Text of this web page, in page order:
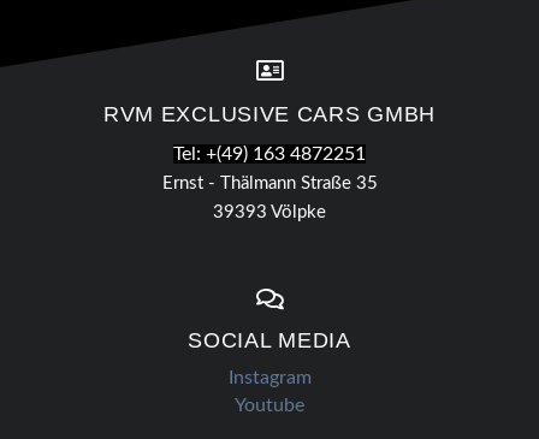
RVM EXCLUSIVE CARS GMBH
Tel: +(49) 163 4872251
Ernst - Thälmann Straße 35
39393 Völpke
SOCIAL MEDIA
Instagram
Youtube